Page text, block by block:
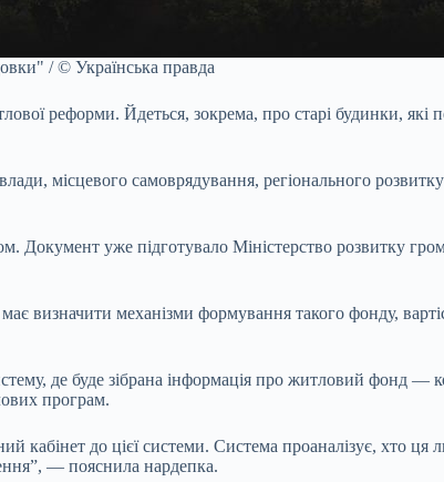
/ © Українська правда
реформи. Йдеться, зокрема, про старі будинки, які
місцевого самоврядування, регіонального
уже підготувало Міністерство розвитку
визначити механізми формування такого фонду,
де буде зібрана інформація про житловий фонд
програм.
до цієї системи. Система проаналізує, хто ця
— пояснила нардепка.